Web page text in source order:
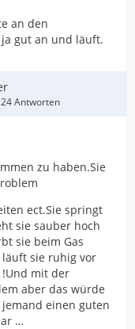
an den
gut an und läuft.
24 Antworten
zu haben.Sie
ect.Sie springt
sie sauber hoch
sie beim Gas
läuft sie ruhig vor
mit der
aber das würde
einen guten
…